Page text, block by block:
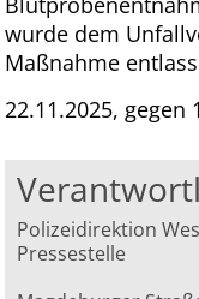
wurde dem
Maßnahme
22.11.2025, gegen
Polizeidirektion
Pressestelle